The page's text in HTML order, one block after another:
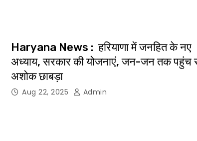
Haryana News : हरियाणा में जनहित के नए
अध्याय, सरकार की योजनाएं, जन-जन तक पहुंच
अशोक छाबड़ा
Aug 22, 2025 Admin